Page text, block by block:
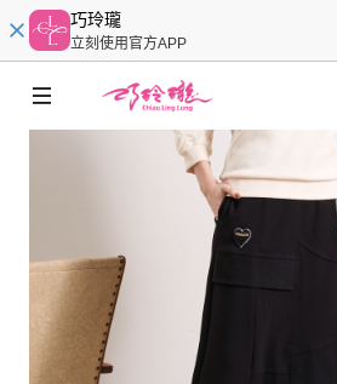
巧玲瓏
立刻使用官方APP